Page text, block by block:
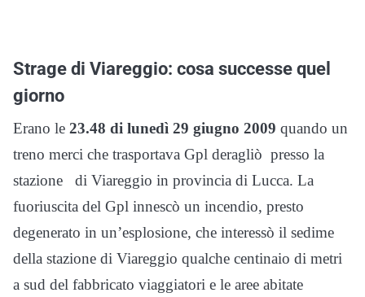
Strage di Viareggio: cosa successe quel
giorno
Erano le 23.48 di lunedì 29 giugno 2009 quando un
treno merci che trasportava Gpl deragliò presso la
stazione di Viareggio in provincia di Lucca. La
fuoriuscita del Gpl innescò un incendio, presto
degenerato in un’esplosione, che interessò il sedime
della stazione di Viareggio qualche centinaio di metri
a sud del fabbricato viaggiatori e le aree abitate